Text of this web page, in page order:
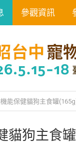
參觀資訊
能保健貓狗主食罐
貓狗主食